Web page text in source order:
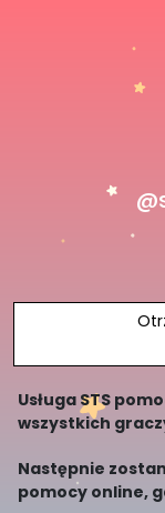
Usługa STS
wszystkich
skutecznej
informacji oraz
obsług
Następnie
pomocy online,